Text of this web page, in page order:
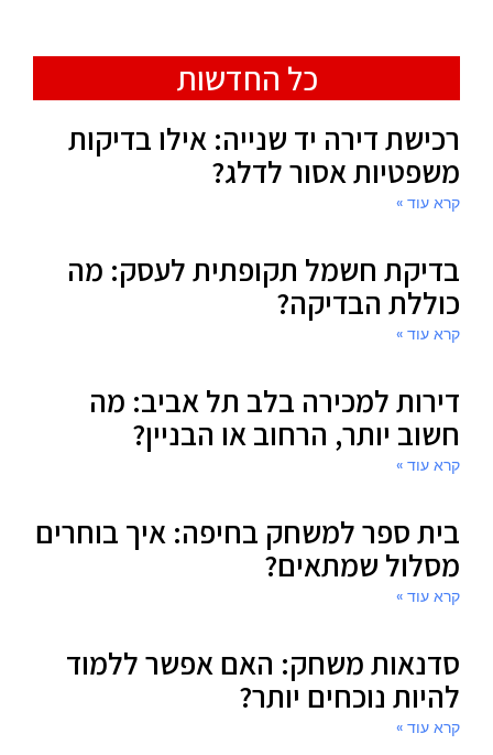
כל החדשות
רכישת דירה יד שנייה: אילו בדיקות
משפטיות אסור לדלג?
קרא עוד »
בדיקת חשמל תקופתית לעסק: מה
כוללת הבדיקה?
קרא עוד »
דירות למכירה בלב תל אביב: מה
חשוב יותר, הרחוב או הבניין?
קרא עוד »
בית ספר למשחק בחיפה: איך בוחרים
מסלול שמתאים?
קרא עוד »
סדנאות משחק: האם אפשר ללמוד
להיות נוכחים יותר?
קרא עוד »